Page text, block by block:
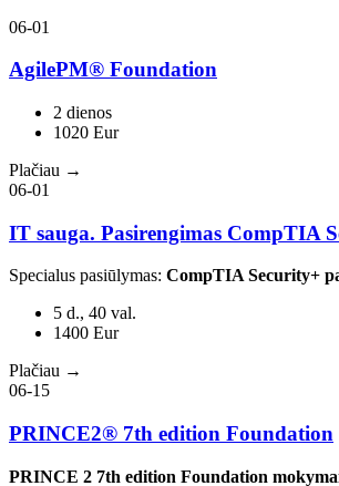
06-01
AgilePM® Foundation
2 dienos
1020 Eur
Plačiau →
06-01
IT sauga. Pasirengimas CompTIA
Specialus pasiūlymas: CompTIA Security+
5 d., 40 val.
1400 Eur
Plačiau →
06-15
PRINCE2® 7th edition Foundation
PRINCE 2 7th edition Foundation